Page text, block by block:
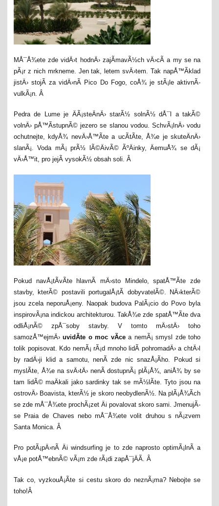
MÅ¯Å¾ete zde vidÄ›t hodnÄ› zajÃ­mavÃ½ch vÄ›cÃ­ a my se na
pÃ¡r z nich mrkneme. Jen tak, letem svÄ›tem. Tak napÅ™Ã­klad
jistÄ› stojÃ­ za vidÄ›nÃ­ Pico Do Fogo, coÅ¾ je stÃ¡le aktivnÃ­
vulkÃ¡n. Â
Pedra de Lume je ÄÃ¡steÄnÄ› starÃ½ solnÃ½ dÅ¯l a takÃ©
volnÄ› pÅ™Ã­stupnÃ© jezero se slanou vodou. SchvÃ¡lnÄ› vodu
ochutnejte, kdyÅ¾ nevÄ›Å™Ã­te a ucÃ­tÃ­te, Å¾e je skuteÄnÄ›
slanÃ¡. Voda mÃ¡ prÃ½ lÃ©ÄivÃ© ÃºÄinky, ÄemuÅ¾ se dÃ¡
vÄ›Å™it, pro jejÃ­ vysokÃ½ obsah soli. Â
Pokud navÅ¡tÃ­vÃ­te hlavnÃ­ mÄ›sto Mindelo, spatÅ™Ã­te zde
stavby, kterÃ© postavili portugalÅ¡tÃ­ dobyvatelÃ©. NÄ›kterÃ©
jsou zcela neporuÅ¡eny. Naopak budova PalÃ¡cio do Povo byla
inspirovÃ¡na indickou architekturou. TakÅ¾e zde spatÅ™Ã­te dva
odliÅ¡nÃ© zpÅ¯soby stavby. V tomto mÄ›stÄ› toho
samozÅ™ejmÄ›uvidÃ­te o moc vÃ­cea nemÃ¡ smysl zde toho
tolik popisovat. Kdo nemÃ¡ rÃ¡d mnoho lidÃ­ pohromadÄ› a chtÄ›l
by radÄ›ji klid a samotu, nenÃ­ zde nic snazÅ¡Ã­ho. Pokud si
myslÃ­te, Å¾e na svÄ›tÄ› nenÃ­ dostupnÃ¡ plÃ¡Å¾, aniÅ¾ by se
tam lidÃ© maÄkali jako sardinky tak se mÃ½lÃ­te. Tyto jsou na
ostrovÄ› Boavista, kterÃ½ je skoro neobydlenÃ½. Na plÃ¡Å¾Ã­ch
se zde mÅ¯Å¾ete prochÃ¡zet Äi povalovat skoro sami. JmenujÃ­
se Praia de Chaves nebo mÅ¯Å¾ete volit druhou s nÃ¡zvem
Santa Monica. Â
Pro potÃ¡pÄ›nÃ­ Äi windsurfing je to zde naprosto optimÃ¡lnÃ­ a
vÅ¡e potÅ™ebnÃ© vÃ¡m zde rÃ¡di zapÅ¯jÄÃ­. Â
Tak co, vyzkouÅ¡Ã­te si cestu skoro do neznÃ¡ma? Nebojte se
toho!Â